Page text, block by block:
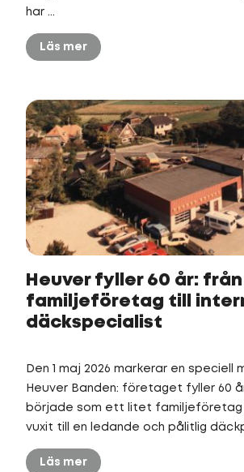
har ...
Läs mer
Heuver fyller 60 år: från
familjeföretag till
däckspecialist
Den 1 maj 2026 markerar en speciell
Heuver Banden: företaget fyller 60
började som ett litet familjeföretag
vuxit till en ledande och pålitlig
Läs mer